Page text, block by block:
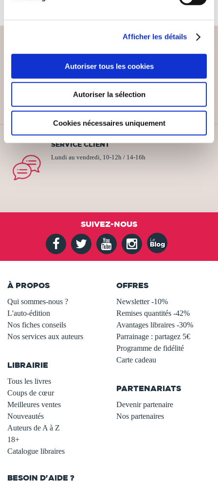
Afficher les détails
Autoriser tous les cookies
Autoriser la sélection
Cookies nécessaires uniquement
PAIEMENT SÉCURISÉ
Remises quantités jusqu'à -42%
SERVICE CLIENT
Lundi au vendredi, 10-12h / 14-16h
SUIVEZ-NOUS
À PROPOS
Qui sommes-nous ?
L'auto-édition
Nos fiches conseils
Nos services aux auteurs
LIBRAIRIE
Tous les livres
Coups de cœur
Meilleures ventes
Nouveautés
Auteurs de A à Z
18+
Catalogue libraires
OFFRES
Newsletter -10%
Remises quantités -42%
Avantages libraires -30%
Parrainage : partagez 5€
Programme de fidélité
Carte cadeau
PARTENARIATS
Devenir partenaire
Nos partenaires
BESOIN D'AIDE ?